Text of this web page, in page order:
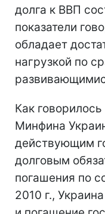
долга к ВВП
показатели
обладает
нагрузкой по
Как
Минфина
действующим
долговым
погашения по
2010 г.,